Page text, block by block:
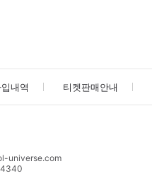
내역 티켓판매안내
universe.com